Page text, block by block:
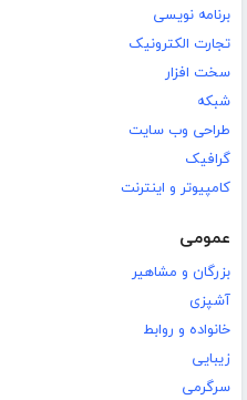
برنامه نویسی
تجارت الکترونیک
سخت افزار
شبکه
طراحی وب سایت
گرافیک
کامپیوتر و اینترنت
عمومی
بزرگان و مشاهیر
آشپزی
خانواده و روابط
زیبایی
سرگرمی